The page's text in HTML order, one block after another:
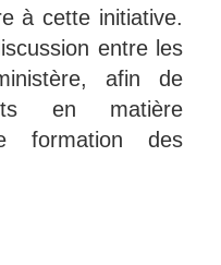
à cette initiative.
entre les
afin de
en matière
formation des